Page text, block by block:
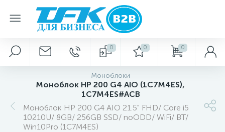
0 0 0
Моноблоки
Моноблок HP 200 G4 AIO (1C7M4ES),
1C7M4ES#ACB
Моноблок HP 200 G4 AIO 21.5" FHD/ Core i5
10210U/ 8GB/ 256GB SSD/ noODD/ WiFi/ BT/
Win10Pro (1C7M4ES)